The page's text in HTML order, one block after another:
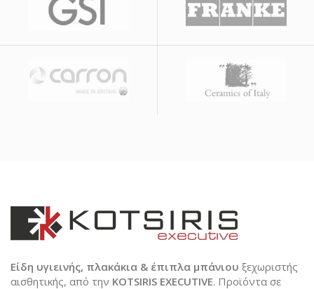
Είδη υγιεινής, πλακάκια & έπιπλα μπάνιου ξεχωριστής
αισθητικής, από την KOTSIRIS EXECUTIVE. Προϊόντα σε